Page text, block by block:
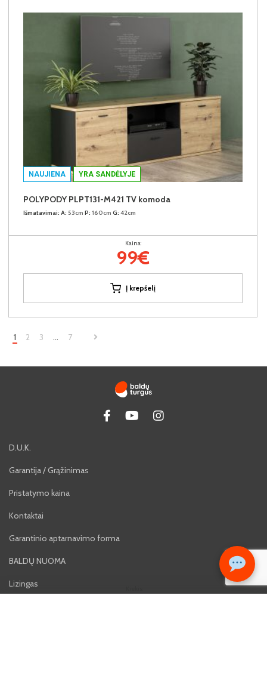
NAUJIENA YRA SANDĖLYJE
POLYPODY PLPT131-M421 TV komoda
Išmatavimai: A: 53cm P: 160cm G: 42cm
Kaina:
99€
Į krepšelį
1 2 3 … 7
D.U.K.
Garantija / Grąžinimas
Pristatymo kaina
Kontaktai
Garantinio aptarnavimo forma
BALDŲ NUOMA
Lizingas